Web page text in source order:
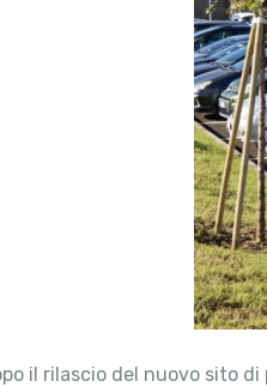
il rilascio del nuovo sito